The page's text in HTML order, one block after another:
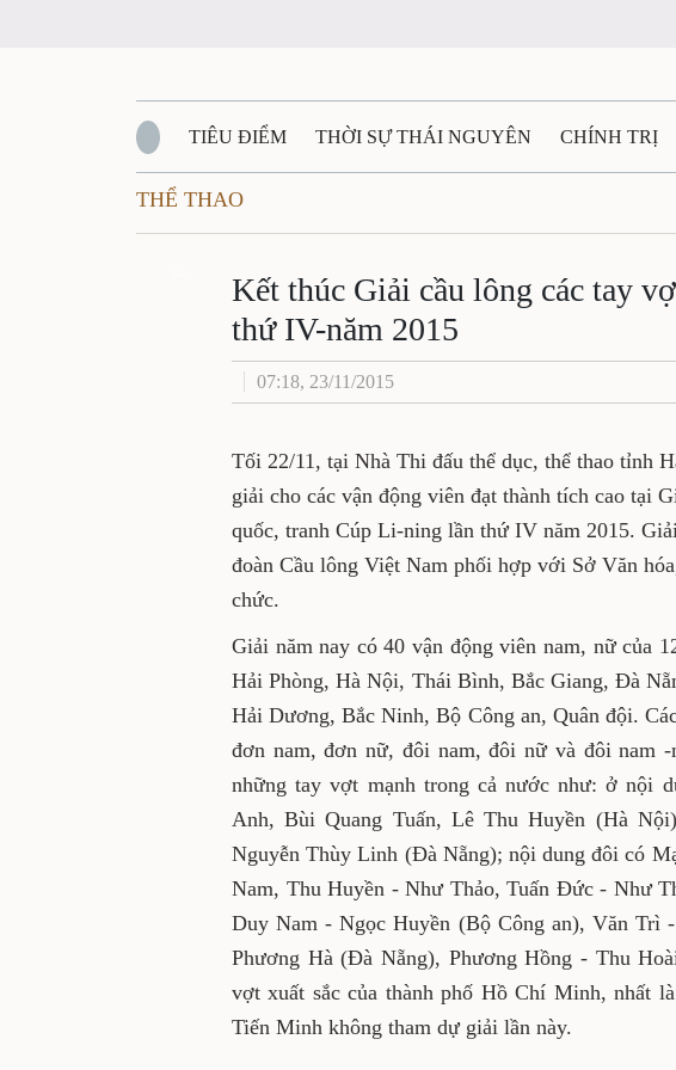
TIÊU ĐIỂM THỜI SỰ THÁI NGUYÊN CHÍNH TRỊ
QUỐC PHÒNG - AN NINH
QUÊ HƯƠNG - ĐẤT NƯỚC QUỐC TẾ TÀI NGUYÊN -
THỂ THAO
Kết thúc Giải cầu lông các
quốc lần thứ IV-năm 2015
07:18, 23/11/2015
Tối 22/11, tại Nhà Thi đấu thể dục, thể
bế mạc và trao giải cho các vận động
lông các tay vợt xuất sắc toàn quốc,
2015. Giải do Tổng cục Thể dục-thể thao,
phối hợp với Sở Văn hóa, Thể thao và Du
Giải năm nay có 40 vận động viên nam,
tham dự gồm: Hải Phòng, Hà Nội, Thái
Nai, Quảng Ninh, Quảng Trị, Hải Dương,
Các vận động viên thi đấu ở các nội
nữ và đôi nam -nữ. Giải năm nay qui tụ
trong cả nước như: ở nội dung đơn có
Quang Tuấn, Lê Thu Huyền (Hà Nội),
Nguyễn Thùy Linh (Đà Nẵng); nội
Tuấn Đức - Hồng Nam, Thu Huyền -
Nội), Quốc Việt - Hoàng Việt, Duy Nam -
- Linh Giang (Quảng Trị), Thùy Linh -
- Thu Hoài (Thái Bình)... Tuy nhiên, một